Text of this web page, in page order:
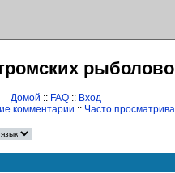
Домой :: FAQ :: Вход
комментарии :: Часто